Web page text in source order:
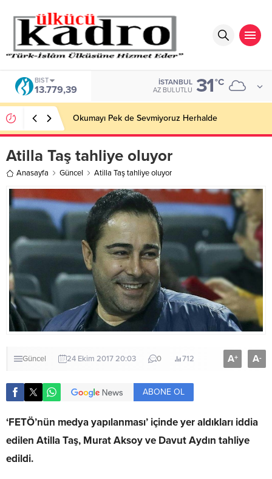
BIST
13.779,39
İSTANBUL
AZ BULUTLU 31°C
Okumayı Pek de Sevmiyoruz Herhalde
Atilla Taş tahliye oluyor
Anasayfa Güncel Atilla Taş tahliye oluyor
Güncel 24 Ekim 2017 20:03 0 712 A+ A-
ABONE OL
‘FETÖ’nün medya yapılanması’ içinde yer aldıkları iddia
edilen Atilla Taş, Murat Aksoy ve Davut Aydın tahliye
edildi.